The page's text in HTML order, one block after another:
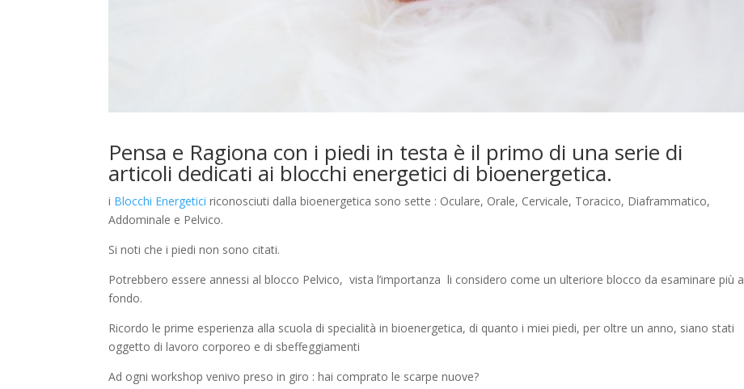
Pensa e Ragiona con i piedi in testa è il primo di una serie di
articoli dedicati ai blocchi energetici di bioenergetica.
i Blocchi Energetici riconosciuti dalla bioenergetica sono sette : Oculare, Orale, Cervicale, Toracico, Diaframmatico,
Addominale e Pelvico.
Si noti che i piedi non sono citati.
Potrebbero essere annessi al blocco Pelvico, vista l’importanza li considero come un ulteriore blocco da esaminare più a
fondo.
Ricordo le prime esperienza alla scuola di specialità in bioenergetica, di quanto i miei piedi, per oltre un anno, siano stati
oggetto di lavoro corporeo e di sbeffeggiamenti
Ad ogni workshop venivo preso in giro : hai comprato le scarpe nuove?